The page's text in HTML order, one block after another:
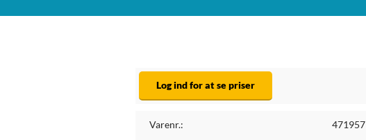
Log ind for at se priser
Varenr.: 471957